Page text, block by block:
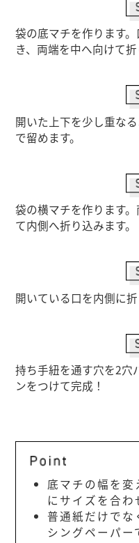
袋の底マチを作ります
き、両端を中へ向けて折
開いた上下を少し重な
で留めます。
袋の横マチを作ります
て内側へ折り込みます。
開いている口を内側に折
持ち手紐を通す穴を2穴
ンをつけて完成！
底マチの幅を変
にサイズを合わ
普通紙だけでな
シングペーパー